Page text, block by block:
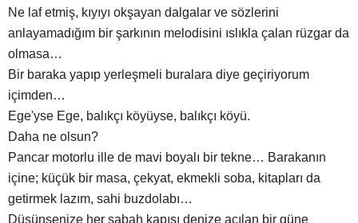
Ne laf etmiş, kıyıyı okşayan dalgalar ve sözlerini
anlayamadığım bir şarkının melodisini ıslıkla çalan rüzgar da
olmasa…
Bir baraka yapıp yerleşmeli buralara diye geçiriyorum
içimden…
Ege'yse Ege, balıkçı köyüyse, balıkçı köyü.
Daha ne olsun?
Pancar motorlu ille de mavi boyalı bir tekne… Barakanın
içine; küçük bir masa, çekyat, ekmekli soba, kitapları da
getirmek lazım, sahi buzdolabı…
Düşünsenize her sabah kapısı denize açılan bir güne